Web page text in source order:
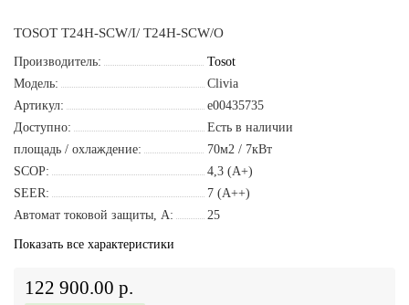
TOSOT T24H-SCW/I/ T24H-SCW/O
Производитель:
Tosot
Модель:
Clivia
Артикул:
e00435735
Доступно:
Есть в наличии
площадь / охлаждение:
70м2 / 7кВт
SCOP:
4,3 (A+)
SEER:
7 (A++)
Автомат токовой защиты, A:
25
Показать все характеристики
122 900.00 р.